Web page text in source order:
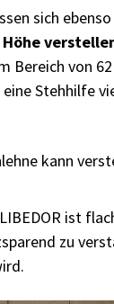
sich
Bereich von
Stehhilfe
kann
ist
zu